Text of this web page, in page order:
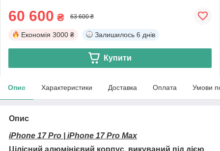
60 600 ₴ 63 600 ₴
Економія 3000 ₴ Залишилось 6 днів
Купити
Опис Характеристики Доставка Оплата Умови
Опис
iPhone 17 Pro | iPhone 17 Pro Max
Цілісний алюмінієвий корпус, викуваний під дією